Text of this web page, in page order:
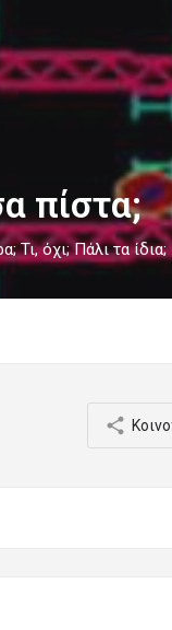
πίστα;
Τι, όχι; Πάλι τα ίδια;